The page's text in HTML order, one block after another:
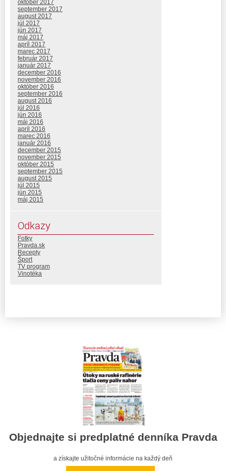
október 2017
september 2017
august 2017
júl 2017
jún 2017
máj 2017
apríl 2017
marec 2017
február 2017
január 2017
december 2016
november 2016
október 2016
september 2016
august 2016
júl 2016
jún 2016
máj 2016
apríl 2016
marec 2016
január 2016
december 2015
november 2015
október 2015
september 2015
august 2015
júl 2015
jún 2015
máj 2015
Odkazy
Fotky
Pravda.sk
Recepty
Šport
TV program
Vinotéka
Objednajte si predplatné denníka Pravda
a získajte užitočné informácie na každý deň